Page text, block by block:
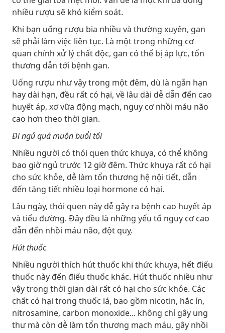
nhiều rượu sẽ khó kiểm soát.
Khi bạn uống rượu bia nhiều và thường xuyên, gan
sẽ phải làm việc liên tục. Là một trong những cơ
quan chính xử lý chất độc, gan có thể bị áp lực, tổn
thương dẫn tới bệnh gan.
Uống rượu như vậy trong một đêm, dù là ngắn hạn
hay dài hạn, đều rất có hại, về lâu dài dễ dẫn đến cao
huyết áp, xơ vữa động mạch, nguy cơ nhồi máu não
cao hơn theo thời gian.
Đi ngủ quá muộn buổi tối
Nhiều người có thói quen thức khuya, có thể không
bao giờ ngủ trước 12 giờ đêm. Thức khuya rất có hại
cho sức khỏe, dễ làm tổn thương hệ nội tiết, dẫn
đến tăng tiết nhiều loại hormone có hại.
Lâu ngày, thói quen này dễ gây ra bệnh cao huyết áp
và tiểu đường. Đây đều là những yếu tố nguy cơ cao
dẫn đến nhồi máu não, đột quỵ.
Hút thuốc
Nhiều người thích hút thuốc khi thức khuya, hết điếu
thuốc này đến điếu thuốc khác. Hút thuốc nhiều như
vậy trong thời gian dài rất có hại cho sức khỏe. Các
chất có hại trong thuốc lá, bao gồm nicotin, hắc ín,
nitrosamine, carbon monoxide... không chỉ gây ung
thư mà còn dễ làm tổn thương mạch máu, gây nhồi